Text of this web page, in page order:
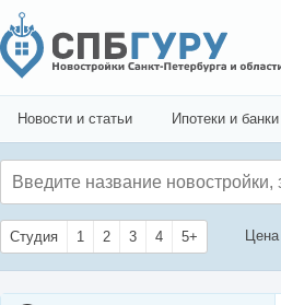
Новости и статьи Ипотеки и банки
Студия 1 2 3 4 5+ Цена